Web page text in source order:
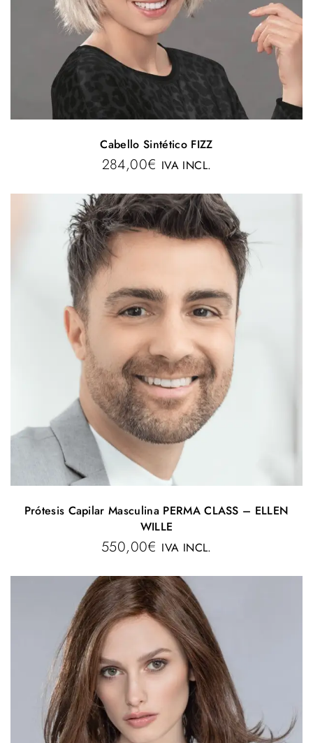
Cabello Sintético FIZZ
284,00€ IVA INCL.
Prótesis Capilar Masculina PERMA CLASS – ELLEN
WILLE
550,00€ IVA INCL.